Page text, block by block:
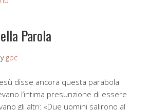
Parola
gpc
disse ancora questa parabola
l’intima presunzione di essere
gli altri: «Due uomini salirono al